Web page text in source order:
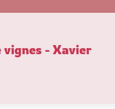
vignes - Xavier